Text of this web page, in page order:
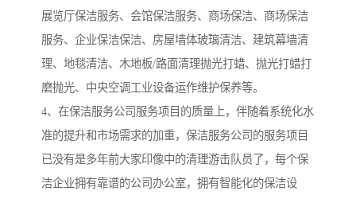
展览厅保洁服务、会馆保洁服务、商场保洁、商场保洁
服务、企业保洁保洁、房屋墙体玻璃清洁、建筑幕墙清
理、地毯清洁、木地板/路面清理抛光打蜡、抛光打蜡打
磨抛光、中央空调工业设备运作维护保养等。
4、在保洁服务公司服务项目的质量上，伴随着系统化水
准的提升和市场需求的加重，保洁服务公司的服务项目
已没有是多年前大家印像中的清理游击队员了，每个保
洁企业拥有靠谱的公司办公室，拥有智能化的保洁设